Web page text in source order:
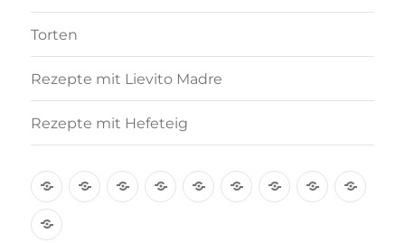
Torten
Rezepte mit Lievito Madre
Rezepte mit Hefeteig
Über Rezept-Kooperation
Brötchen
Brot GebäckKuchenTorten
Rezepte